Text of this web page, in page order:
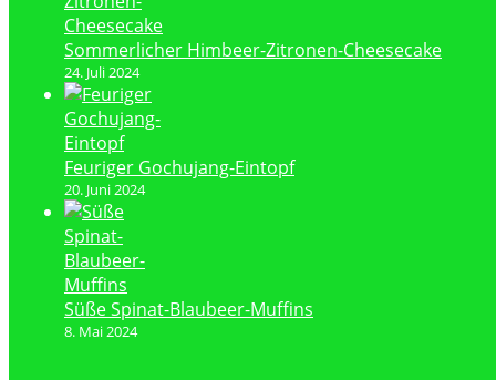
Sommerlicher Himbeer-Zitronen-Cheesecake
24. Juli 2024
Feuriger Gochujang-Eintopf
20. Juni 2024
Süße Spinat-Blaubeer-Muffins
8. Mai 2024